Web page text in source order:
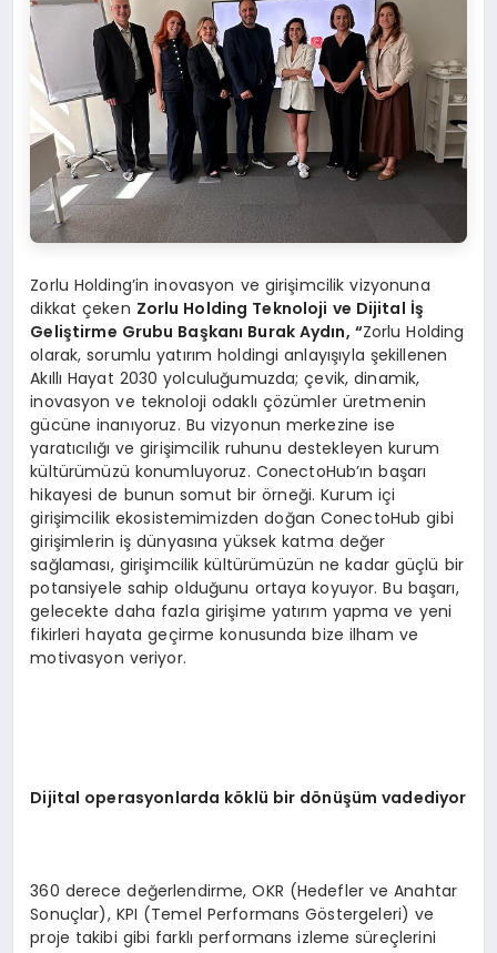
Zorlu Holding’in inovasyon ve girişimcilik vizyonuna
dikkat çeken Zorlu Holding Teknoloji ve Dijital İş
Geliştirme Grubu Başkanı Burak Aydın, “Zorlu Holding
olarak, sorumlu yatırım holdingi anlayışıyla şekillenen
Akıllı Hayat 2030 yolculuğumuzda; çevik, dinamik,
inovasyon ve teknoloji odaklı çözümler üretmenin
gücüne inanıyoruz. Bu vizyonun merkezine ise
yaratıcılığı ve girişimcilik ruhunu destekleyen kurum
kültürümüzü konumluyoruz. ConectoHub’ın başarı
hikayesi de bunun somut bir örneği. Kurum içi
girişimcilik ekosistemimizden doğan ConectoHub gibi
girişimlerin iş dünyasına yüksek katma değer
sağlaması, girişimcilik kültürümüzün ne kadar güçlü bir
potansiyele sahip olduğunu ortaya koyuyor. Bu başarı,
gelecekte daha fazla girişime yatırım yapma ve yeni
fikirleri hayata geçirme konusunda bize ilham ve
motivasyon veriyor.
Dijital operasyonlarda köklü bir dönüşüm vadediyor
360 derece değerlendirme, OKR (Hedefler ve Anahtar
Sonuçlar), KPI (Temel Performans Göstergeleri) ve
proje takibi gibi farklı performans izleme süreçlerini